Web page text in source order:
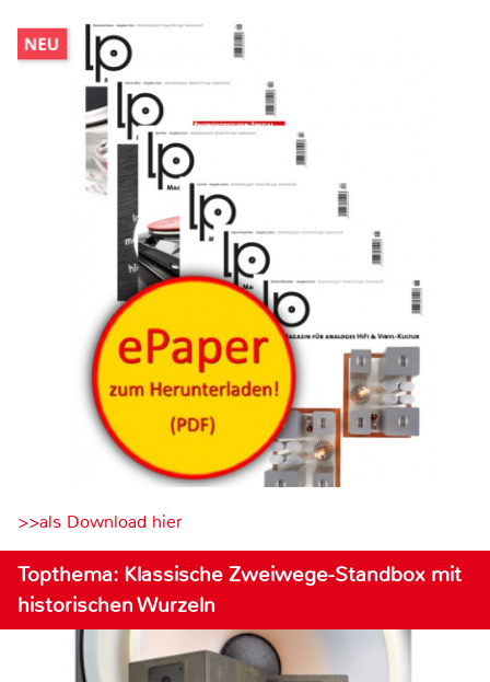
>>als Download hier
Topthema: Klassische Zweiwege-Standbox mit
historischen Wurzeln